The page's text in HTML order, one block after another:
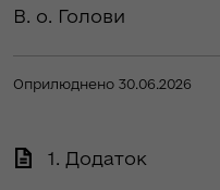
В. о. Голови
Оприлюднено 30.06.2026
1. Додаток